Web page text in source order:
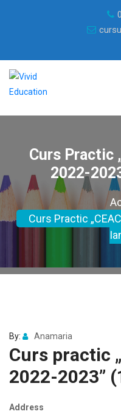
Curs Practic
2022-
Curs Practic
By: Anamaria
Curs practic
2022-2023”
Address